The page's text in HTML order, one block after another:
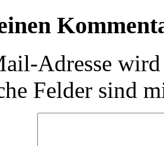
Adresse
Felder sind